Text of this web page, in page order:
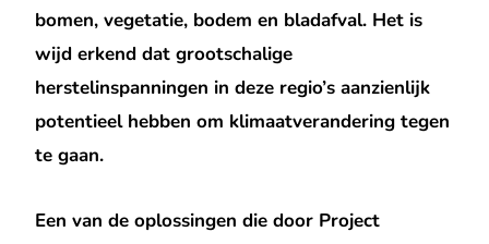
bomen, vegetatie, bodem en bladafval. Het is
wijd erkend dat grootschalige
herstelinspanningen in deze regio’s aanzienlijk
potentieel hebben om klimaatverandering tegen
te gaan.
Een van de oplossingen die door Project